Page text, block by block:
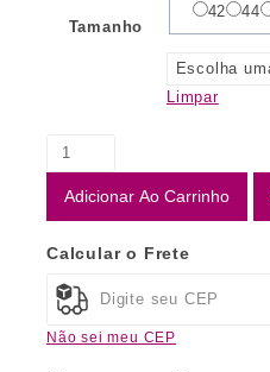
Tamanho
42 44
Limpar
Adicionar Ao Carrinho
Calcular o Frete
Não sei meu CEP